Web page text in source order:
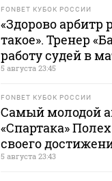
FONBET КУБОК РОССИИ
«Здорово арбитр
такое». Тренер
работу судей в
5 августа 23:45
FONBET КУБОК РОССИИ
Самый молодой
«Спартака»
своего
5 августа 23:43